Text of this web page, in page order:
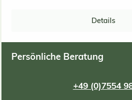
Weinbau und bei
Verteilen wichtig.Die
& Restmelasse aus der
deine Pflanzen zusätzlich durch
Details
Persönliche Beratung
+49 (0)7554